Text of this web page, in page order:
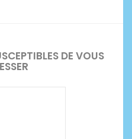
DE VOUS